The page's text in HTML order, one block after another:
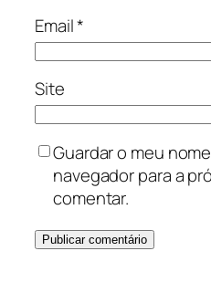
Email*
Site
Guardar o meu
navegador para a
comentar.